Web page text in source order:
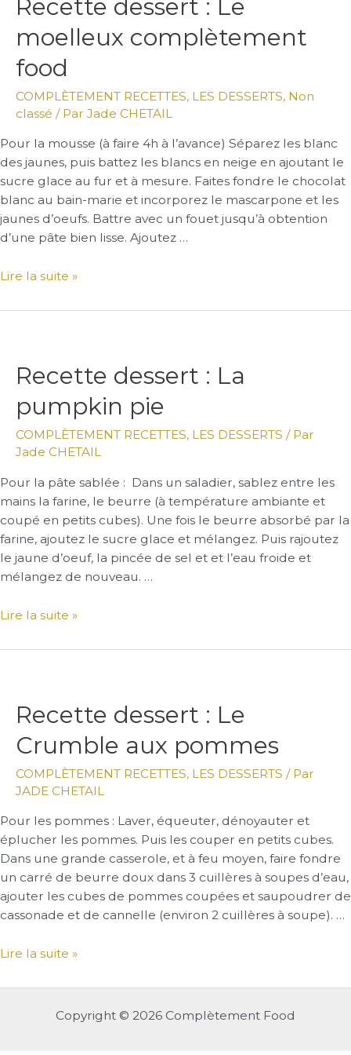
Recette dessert : Le
moelleux complètement
food
COMPLÈTEMENT RECETTES, LES DESSERTS, Non
classé / Par Jade CHETAIL
Pour la mousse (à faire 4h à l’avance) Séparez les blanc
des jaunes, puis battez les blancs en neige en ajoutant le
sucre glace au fur et à mesure. Faites fondre le chocolat
blanc au bain-marie et incorporez le mascarpone et les
jaunes d’oeufs. Battre avec un fouet jusqu’à obtention
d’une pâte bien lisse. Ajoutez …
dessert
moelleux
complètement
food
Lire la suite »
Recette dessert : La
pumpkin pie
COMPLÈTEMENT RECETTES, LES DESSERTS / Par
Jade CHETAIL
Pour la pâte sablée : Dans un saladier, sablez entre les
mains la farine, le beurre (à température ambiante et
coupé en petits cubes). Une fois le beurre absorbé par la
farine, ajoutez le sucre glace et mélangez. Puis rajoutez
le jaune d’oeuf, la pincée de sel et et l’eau froide et
mélangez de nouveau. …
Recette
dessert
pumpkin
Lire la suite »
Recette dessert : Le
Crumble aux pommes
COMPLÈTEMENT RECETTES, LES DESSERTS / Par
JADE CHETAIL
Pour les pommes : Laver, équeuter, dénoyauter et
éplucher les pommes. Puis les couper en petits cubes.
Dans une grande casserole, et à feu moyen, faire fondre
un carré de beurre doux dans 3 cuillères à soupes d’eau,
ajouter les cubes de pommes coupées et saupoudrer de
cassonade et de cannelle (environ 2 cuillères à soupe). …
Recette
dessert
Crumble
pommes
Lire la suite »
Copyright © 2026 Complètement Food